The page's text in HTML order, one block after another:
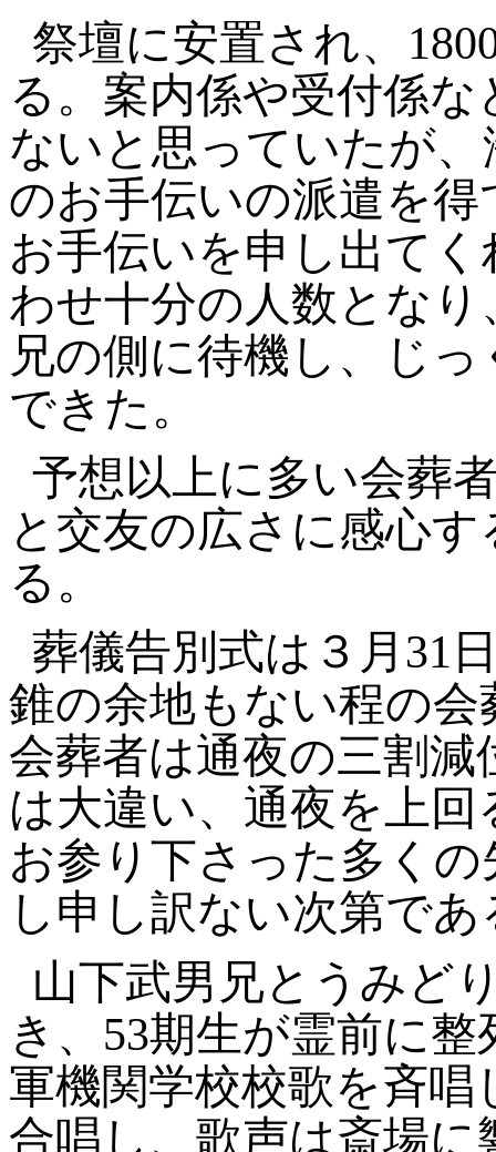
祭壇に安置され、
る。案内係や受付係
ないと思っていたが
のお手伝いの派遣を
お手伝いを申し出て
わせ十分の人数とな
兄の側に待機し、じ
できた。
予想以上に多い会葬
と交友の広さに感心
る。
葬儀告別式は３月31
錐の余地もない程の
会葬者は通夜の三割
は大違い、通夜を上
お参り下さった多く
し申し訳ない次第であ
山下武男兄とうみど
き、53期生が霊前に
軍機関学校校歌を斉
合唱し、歌声は斎場に